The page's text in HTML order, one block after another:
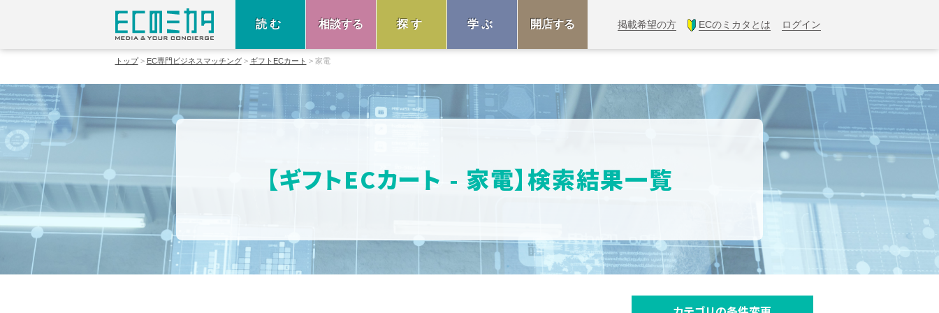
読む 相談する 探す 学ぶ 開店する 掲載希望の方 ECのミカタとは ログイン
トップ EC専門ビジネスマッチング ギフトECカート 家電
【ギフトECカート - 家電】検索結果一覧